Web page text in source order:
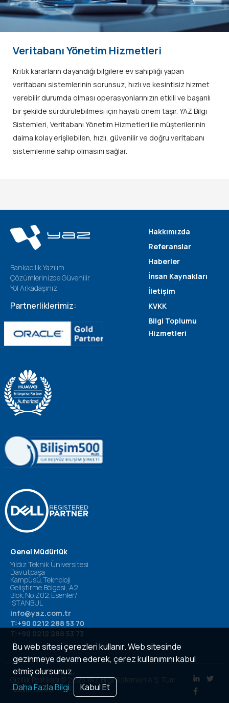
Veritabanı Yönetim Hizmetleri
Kritik kararların dayandığı bilgilere ev sahipliği yapan
veritabanı sistemlerinin sorunsuz, hızlı ve kesintisiz hizmet
verebilir durumda olması operasyonlarınızın etkili ve başarılı
bir şekilde sürdürülebilmesi için hayati önem taşır. YAZ Bilgi
Sistemleri, Veritabanı Yönetim Hizmetleri ile müşterilerinin
daima kolay erişilebilen, hızlı, güvenilir ve doğru veritabanı
sistemlerine sahip olmasını sağlar.
Bu web sitesi çerezleri kullanır. Web sitesinde
gezinmeye devam ederek, çerez kullanımını kabul
etmiş olursunuz.
Daha Fazla Bilgi.
Kabul Et
Bankacılık Yazılım
Çözümlerinizde Güvenilir
Yol Arkadaşınız
Partnerliklerimiz:
Hakkımızda
Referanslar
Haberler
İnsan Kaynakları
İletişim
KVKK
Bilgi Toplumu
Hizmetleri
Genel Müdürlük
Yıldız Teknik Üniversitesi
Davutpaşa
Kampüsü,Teknoloji
Geliştirme Bölgesi, A2
Blok,No:Z02,Esenler/
İSTANBUL
info@yaz.com.tr
T:+90 0212 288 53 70
T:+90 0212 288 53 73
Gizlilik Politikası © 2023 YAZ Bilgi Sistemleri A.Ş. Tüm
Hakları Saklıdır